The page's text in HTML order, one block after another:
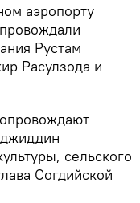
аэропорту
Рустам
Расулзода и
сельского
Согдийской